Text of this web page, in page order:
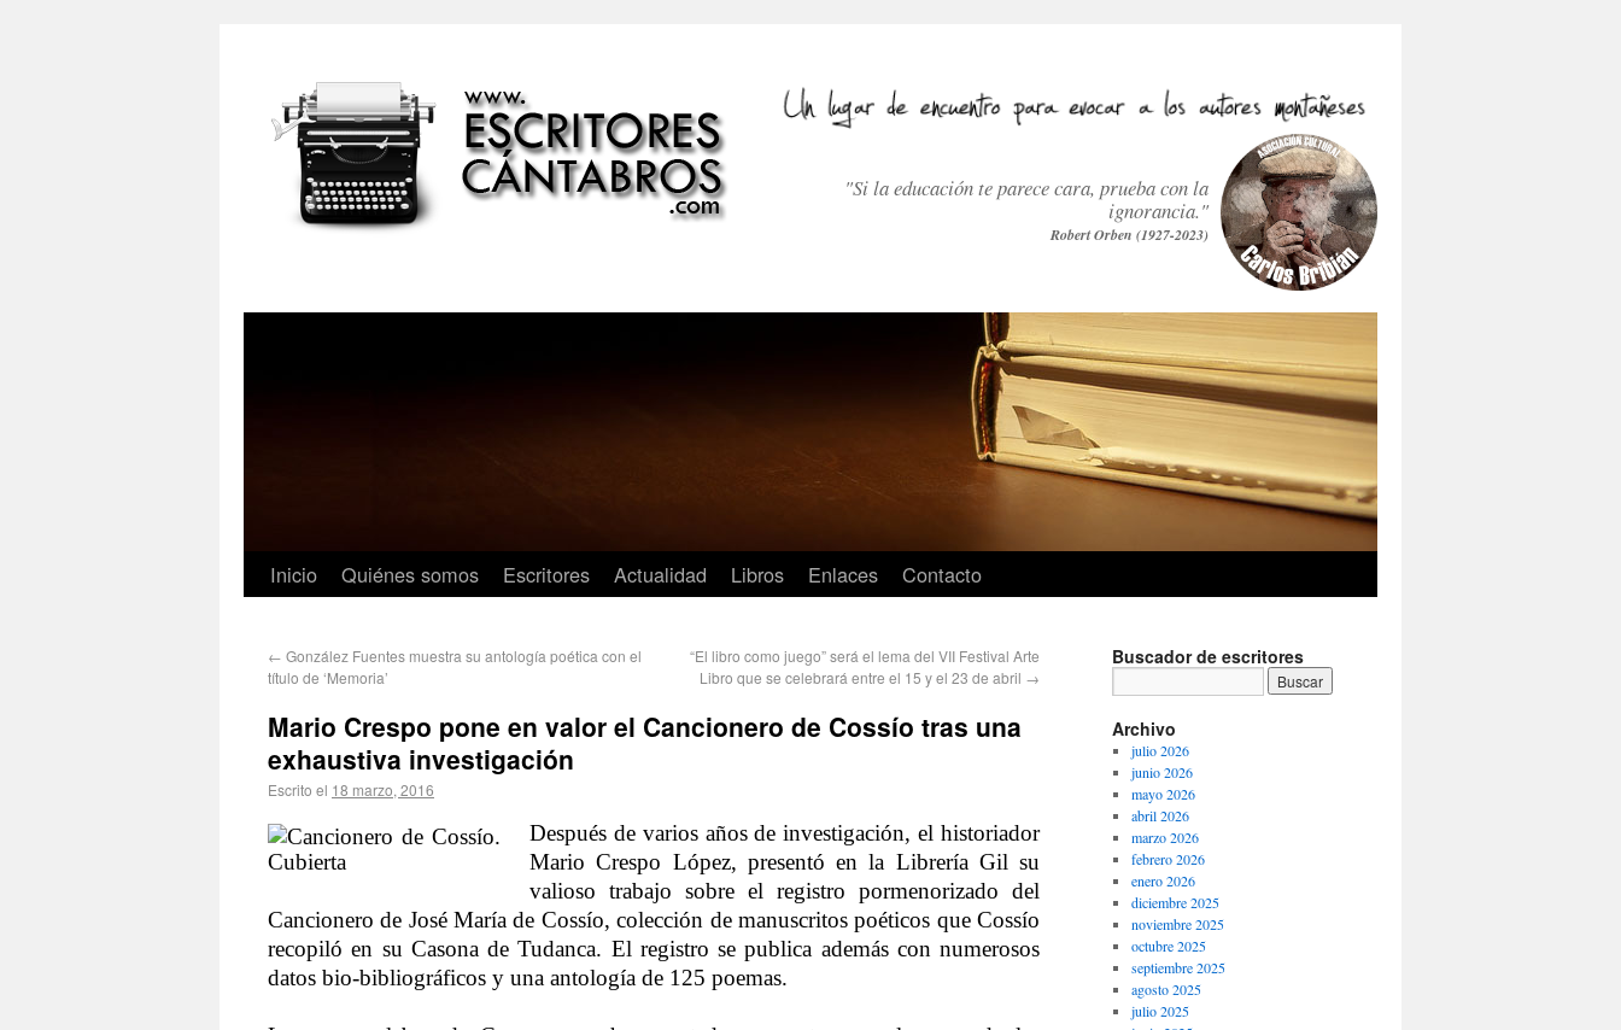
"Si la educación te parece cara, prueba con la
ignorancia."
Robert Orben (1927-2023)
Inicio Quiénes somos Escritores Actualidad Libros Enlaces Contacto
← González Fuentes muestra su antología poética con el
título de ‘Memoria’
“El libro como juego” será el lema del VII Festival Arte
Libro que se celebrará entre el 15 y el 23 de abril →
Mario Crespo pone en valor el Cancionero de Cossío tras una
exhaustiva investigación
Escrito el 18 marzo, 2016
Después de varios años de investigación, el historiador
Mario Crespo López, presentó en la Librería Gil su
valioso trabajo sobre el registro pormenorizado del
Cancionero de José María de Cossío, colección de manuscritos poéticos que Cossío
recopiló en su Casona de Tudanca. El registro se publica además con numerosos
datos bio-bibliográficos y una antología de 125 poemas.
Buscador de escritores
Archivo
julio 2026
junio 2026
mayo 2026
abril 2026
marzo 2026
febrero 2026
enero 2026
diciembre 2025
noviembre 2025
octubre 2025
septiembre 2025
agosto 2025
julio 2025